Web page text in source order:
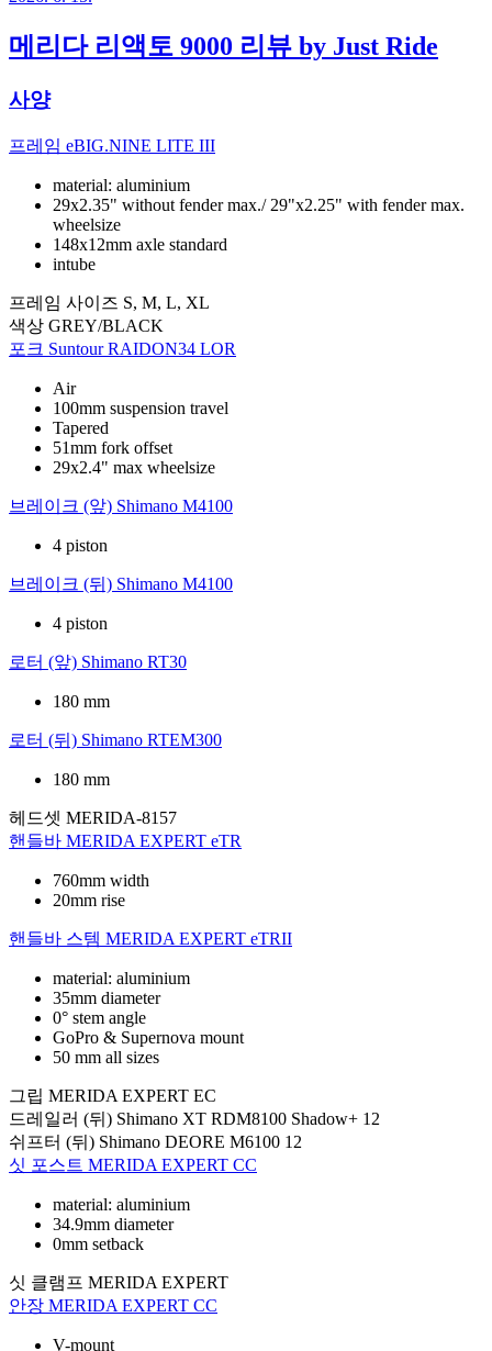
메리다 리액토 9000 리뷰 by Just Ride
사양
프레임 eBIG.NINE LITE III
material: aluminium
29x2.35" without fender max./ 29"x2.25" with fender max.
wheelsize
148x12mm axle standard
intube
프레임 사이즈 S, M, L, XL
색상 GREY/BLACK
포크 Suntour RAIDON34 LOR
Air
100mm suspension travel
Tapered
51mm fork offset
29x2.4" max wheelsize
브레이크 (앞) Shimano M4100
4 piston
브레이크 (뒤) Shimano M4100
4 piston
로터 (앞) Shimano RT30
180 mm
로터 (뒤) Shimano RTEM300
180 mm
헤드셋 MERIDA-8157
핸들바 MERIDA EXPERT eTR
760mm width
20mm rise
핸들바 스템 MERIDA EXPERT eTRII
material: aluminium
35mm diameter
0° stem angle
GoPro & Supernova mount
50 mm all sizes
그립 MERIDA EXPERT EC
드레일러 (뒤) Shimano XT RDM8100 Shadow+ 12
쉬프터 (뒤) Shimano DEORE M6100 12
싯 포스트 MERIDA EXPERT CC
material: aluminium
34.9mm diameter
0mm setback
싯 클램프 MERIDA EXPERT
안장 MERIDA EXPERT CC
V-mount